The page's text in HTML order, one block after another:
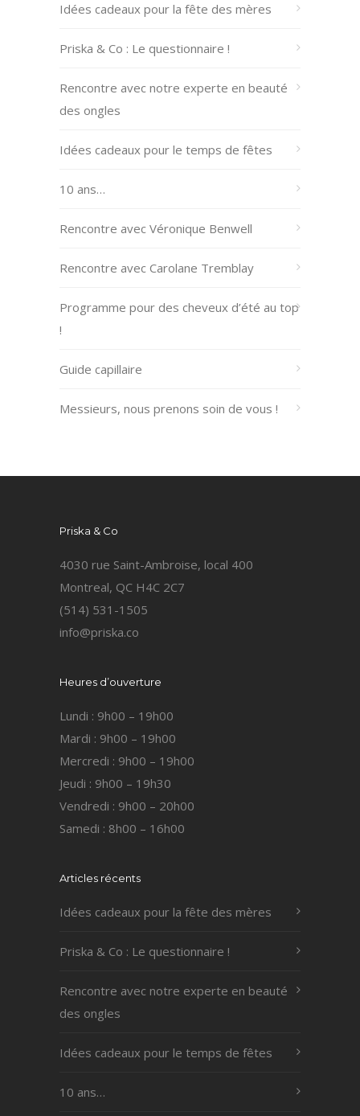
Idées cadeaux pour la fête des mères
Priska & Co : Le questionnaire !
Rencontre avec notre experte en beauté
des ongles
Idées cadeaux pour le temps de fêtes
10 ans…
Rencontre avec Véronique Benwell
Rencontre avec Carolane Tremblay
Programme pour des cheveux d’été au top
!
Guide capillaire
Messieurs, nous prenons soin de vous !
Priska & Co
4030 rue Saint-Ambroise, local 400
Montreal, QC H4C 2C7
(514) 531-1505
info@priska.co
Heures d’ouverture
Lundi : 9h00 – 19h00
Mardi : 9h00 – 19h00
Mercredi : 9h00 – 19h00
Jeudi : 9h00 – 19h30
Vendredi : 9h00 – 20h00
Samedi : 8h00 – 16h00
Articles récents
Idées cadeaux pour la fête des mères
Priska & Co : Le questionnaire !
Rencontre avec notre experte en beauté
des ongles
Idées cadeaux pour le temps de fêtes
10 ans…